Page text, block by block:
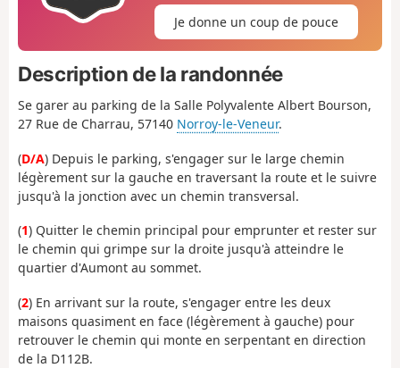
Je donne un coup de pouce
Description de la randonnée
Se garer au parking de la Salle Polyvalente Albert Bourson,
27 Rue de Charrau, 57140 Norroy-le-Veneur.
(D/A) Depuis le parking, s'engager sur le large chemin
légèrement sur la gauche en traversant la route et le suivre
jusqu'à la jonction avec un chemin transversal.
(1) Quitter le chemin principal pour emprunter et rester sur
le chemin qui grimpe sur la droite jusqu'à atteindre le
quartier d'Aumont au sommet.
(2) En arrivant sur la route, s'engager entre les deux
maisons quasiment en face (légèrement à gauche) pour
retrouver le chemin qui monte en serpentant en direction
de la D112B.